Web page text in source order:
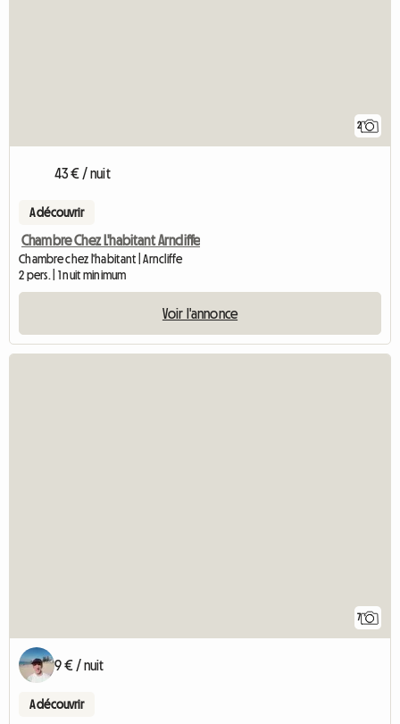
2
43 € / nuit
A découvrir
Chambre Chez L'habitant Arncliffe
Chambre chez l'habitant | Arncliffe
2 pers. | 1 nuit minimum
Voir l'annonce
7
9 € / nuit
A découvrir